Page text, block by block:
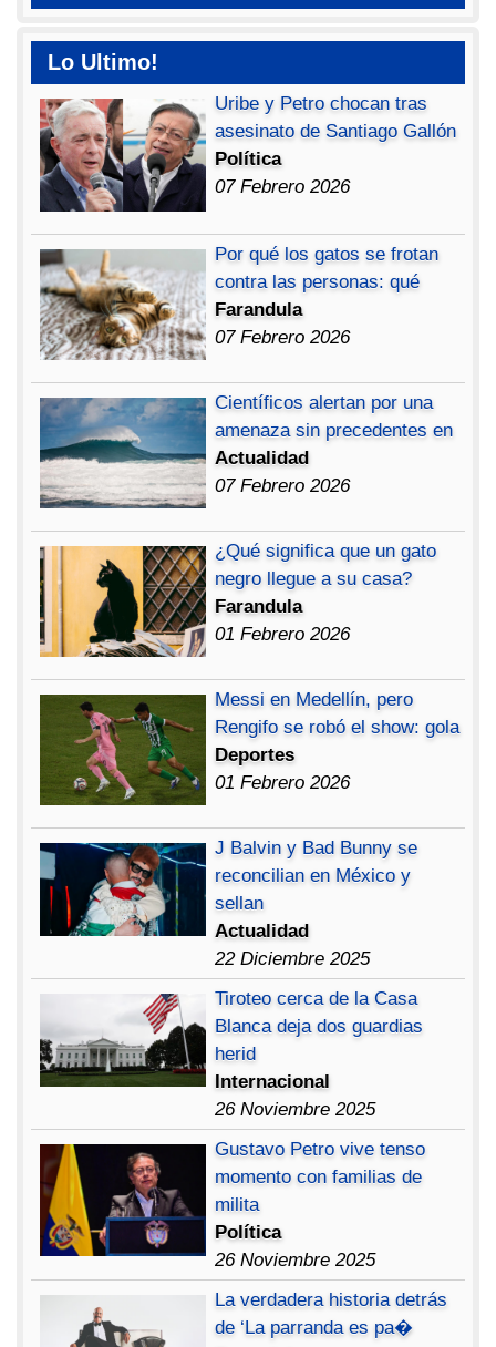
Lo Ultimo!
Uribe y Petro chocan tras
asesinato de Santiago Gallón
Política
07 Febrero 2026
Por qué los gatos se frotan
contra las personas: qué
Farandula
07 Febrero 2026
Científicos alertan por una
amenaza sin precedentes en
Actualidad
07 Febrero 2026
¿Qué significa que un gato
negro llegue a su casa?
Farandula
01 Febrero 2026
Messi en Medellín, pero
Rengifo se robó el show: gola
Deportes
01 Febrero 2026
J Balvin y Bad Bunny se
reconcilian en México y
sellan
Actualidad
22 Diciembre 2025
Tiroteo cerca de la Casa
Blanca deja dos guardias
herid
Internacional
26 Noviembre 2025
Gustavo Petro vive tenso
momento con familias de
milita
Política
26 Noviembre 2025
La verdadera historia detrás
de ‘La parranda es pa�